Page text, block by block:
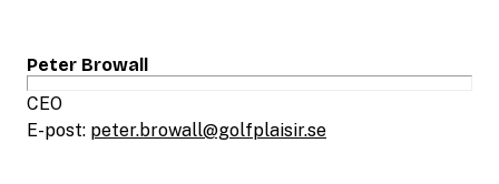
Peter Browall
CEO
E-post: peter.browall@golfplaisir.se